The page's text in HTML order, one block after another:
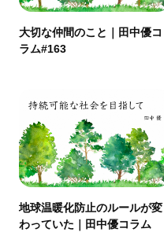
大切な仲間のこと｜田中優コ
ラム#163
地球温暖化防止のルールが変
わっていた｜田中優コラム